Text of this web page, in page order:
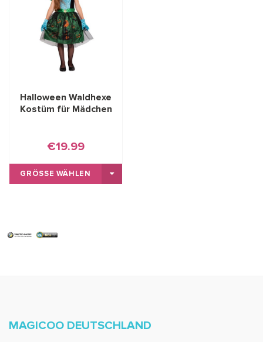
Halloween Waldhexe
Kostüm für Mädchen
€19.99
GRÖSSE WÄHLEN
MAGICOO DEUTSCHLAND